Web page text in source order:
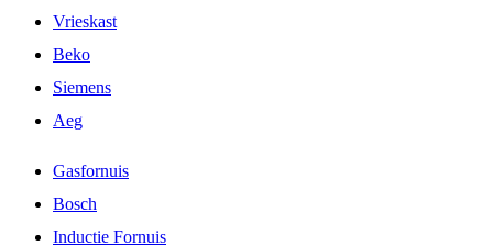
Vrieskast
Beko
Siemens
Aeg
Gasfornuis
Bosch
Inductie Fornuis